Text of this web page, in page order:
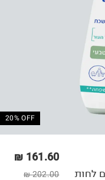
20% OFF
161.60 ₪
202.00 ₪
מ״ל קרם לחות